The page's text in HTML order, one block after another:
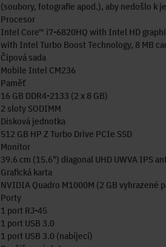
(soubory, fotografie apod.), aby nedošlo k
Procesor
Intel Core™ i7-6820HQ with Intel HD
with Intel Turbo Boost Technology, 8 MB
Čipová sada
Mobile Intel CM236
Paměť
16 GB DDR4-2133 (2 x 8 GB)
2 sloty SODIMM
Disková jednotka
512 GB HP Z Turbo Drive PCIe SSD
Monitor
39.6 cm (15.6") diagonal UHD UWVA IPS
Grafická karta
NVIDIA Quadro M1000M (2 GB vyhrazené
Porty
1 port RJ-45
1 port USB 3.0
1 port USB 3.0 (nabíjecí)